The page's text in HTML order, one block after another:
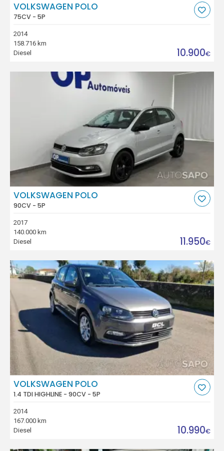
VOLKSWAGEN POLO
75CV - 5P
2014
158.716 km
Diesel
10.900€
VOLKSWAGEN POLO
90CV - 5P
2017
140.000 km
Diesel
11.950€
VOLKSWAGEN POLO
1.4 TDI HIGHLINE - 90CV - 5P
2014
167.000 km
Diesel
10.990€